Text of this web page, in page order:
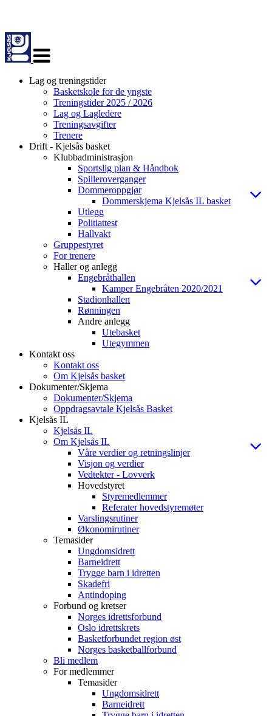
navigasjon
Lag og treningstider
Basketskole for de yngste
Treningstider 2025 / 2026
Lag og Lagledere
Treningsavgifter
Trenere
Drift - Kjelsås basket
Klubbadministrasjon
Sportslig plan & Håndbok
Spilleroverganger
Dommeroppgjør
Dommerskjema Kjelsås IL basket
Utlegg
Politiattest
Hallvakt
Gruppestyret
For trenere
Haller og anlegg
Engebråthallen
Kamper Engebråten 2020/2021
Stadionhallen
Rønningen
Andre anlegg
Utebasket
Utegymmen
Kontakt oss
Kontakt oss
Om Kjelsås basket
Dokumenter/Skjema
Dokumenter/Skjema
Oppdragsavtale Kjelsås Basket
Kjelsås IL
Kjelsås IL
Om Kjelsås IL
Våre verdier og retningslinjer
Visjon og verdier
Vedtekter - Lovverk
Hovedstyret
Styremedlemmer
Referater hovedstyremøter
Varslingsrutiner
Økonomirutiner
Temasider
Ungdomsidrett
Barneidrett
Trygge barn i idretten
Skadefri
Antindoping
Forbund og kretser
Norges idrettsforbund
Oslo idrettskrets
Basketforbundet region øst
Norges basketballforbund
Bli medlem
For medlemmer
Temasider
Ungdomsidrett
Barneidrett